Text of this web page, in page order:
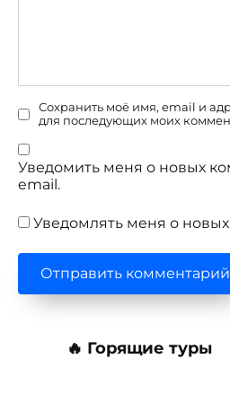
Сохранить моё имя, email и
для последующих моих
Уведомить меня о новых
email.
Уведомлять меня о новых
🔥 Горящие туры